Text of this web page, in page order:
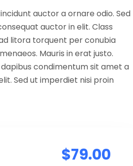
auctor a ornare odio. Sed
auctor in elit. Class
litora torquent per conubia
Mauris in erat justo.
condimentum sit amet a
Sed ut imperdiet nisi proin
$79.00